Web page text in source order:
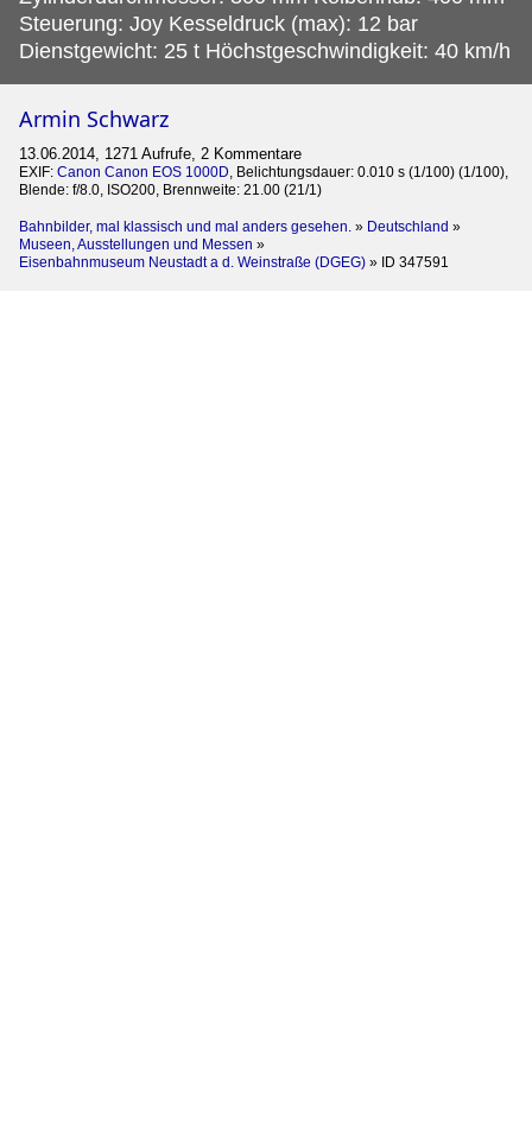
Steuerung: Joy Kesseldruck (max): 12 bar
Dienstgewicht: 25 t Höchstgeschwindigkeit: 40 km/h
Armin Schwarz
13.06.2014, 1271 Aufrufe, 2 Kommentare
EXIF: Canon Canon EOS 1000D, Belichtungsdauer: 0.010 s (1/100) (1/100),
Blende: f/8.0, ISO200, Brennweite: 21.00 (21/1)
Bahnbilder, mal klassisch und mal anders gesehen. » Deutschland »
Museen, Ausstellungen und Messen »
Eisenbahnmuseum Neustadt a d. Weinstraße (DGEG) » ID 347591